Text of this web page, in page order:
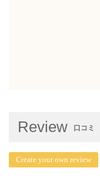
Review 口コミ
Create your own review